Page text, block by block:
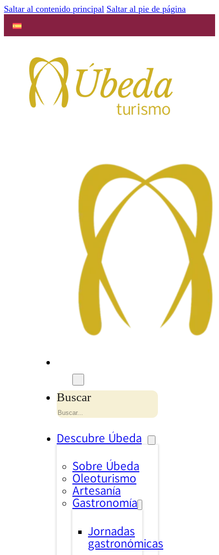
Saltar al contenido principal Saltar al pie de página
Buscar
Descubre Úbeda
Sobre Úbeda
Oleoturismo
Artesanía
Gastronomía
Jornadas
gastronómicas